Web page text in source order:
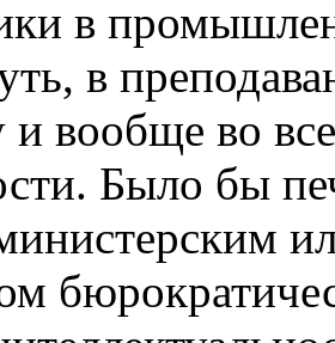
в
в
вообще во
Было бы